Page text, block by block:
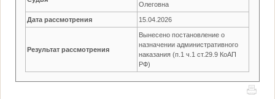
Олеговна
Дата рассмотрения 15.04.2026
Результат рассмотрения
Вынесено постановление о
назначении административного
наказания (п.1 ч.1 ст.29.9 КоАП
РФ)